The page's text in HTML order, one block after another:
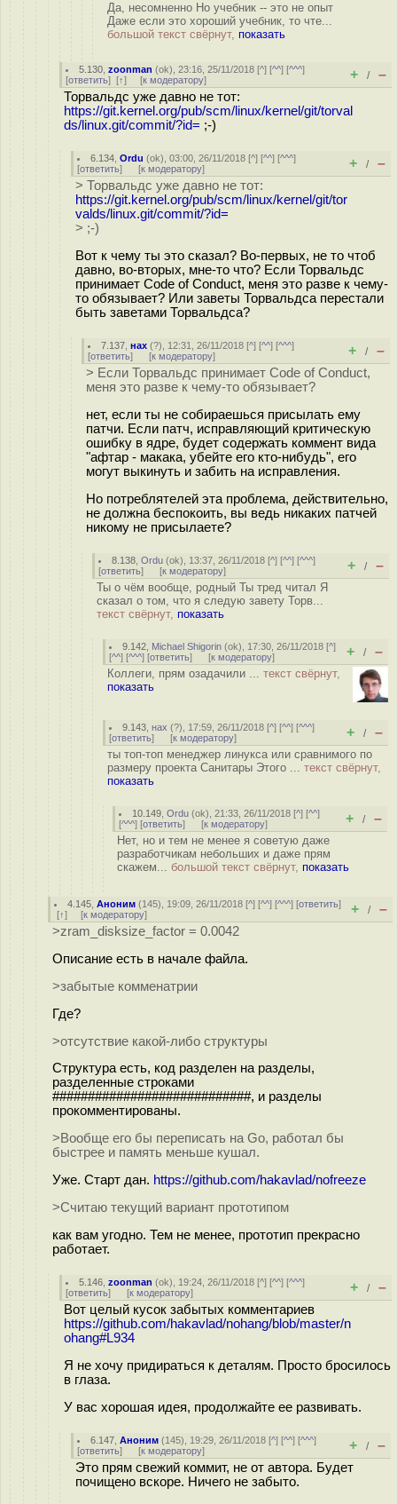
Да, несомненно Но учебник -- это не опыт
Даже если это хороший учебник, то чте...
большой текст свёрнут, показать
5.130 ,zoonman (ok), 23:16, 25/11/2018 [^] [^^] [^^^]
[ответить] [↑] [к модератору] + / –
Торвальдс уже давно не тот:
https://git.kernel.org/pub/scm/linux/kernel/git/torval
ds/linux.git/commit/?id= ;-)
6.134 ,Ordu (ok), 03:00, 26/11/2018 [^] [^^] [^^^]
[ответить] [к модератору] + / –
> Торвальдс уже давно не тот:
https://git.kernel.org/pub/scm/linux/kernel/git/tor
valds/linux.git/commit/?id=
> ;-)
Вот к чему ты это сказал? Во-первых, не то чтоб
давно, во-вторых, мне-то что? Если Торвальдс
принимает Code of Conduct, меня это разве к чему-
то обязывает? Или заветы Торвальдса перестали
быть заветами Торвальдса?
7.137 ,нах (?), 12:31, 26/11/2018 [^] [^^] [^^^]
[ответить] [к модератору] + / –
> Если Торвальдс принимает Code of Conduct,
меня это разве к чему-то обязывает?
нет, если ты не собираешься присылать ему
патчи. Если патч, исправляющий критическую
ошибку в ядре, будет содержать коммент вида
"афтар - макака, убейте его кто-нибудь", его
могут выкинуть и забить на исправления.
Но потреблятелей эта проблема, действительно,
не должна беспокоить, вы ведь никаких патчей
никому не присылаете?
8.138 ,Ordu (ok), 13:37, 26/11/2018 [^] [^^] [^^^]
[ответить] [к модератору] + / –
Ты о чём вообще, родный Ты тред читал Я
сказал о том, что я следую завету Торв...
текст свёрнут, показать
9.142 Michael Shigorin (ok), 17:30, 26/11/2018 [^]
[^^] [^^^] [ответить] [к модератору] + / –
Коллеги, прям озадачили ... текст свёрнут,
показать
9.143 ,нах (?), 17:59, 26/11/2018 [^] [^^] [^^^]
[ответить] [к модератору] + / –
ты топ-топ менеджер линукса или сравнимого по
размеру проекта Санитары Этого ... текст свёрнут,
показать
10.149 ,Ordu (ok), 21:33, 26/11/2018 [^] [^^]
[^^^] [ответить] [к модератору] + / –
Нет, но и тем не менее я советую даже
разработчикам небольших и даже прям
скажем... большой текст свёрнут, показать
4.145 ,Аноним (145), 19:09, 26/11/2018 [^] [^^] [^^^] [ответить]
[↑] [к модератору] + / –
>zram_disksize_factor = 0.0042
Описание есть в начале файла.
>забытые комменатрии
Где?
>отсутствие какой-либо структуры
Структура есть, код разделен на разделы,
разделенные строками
############################, и разделы
прокомментированы.
>Вообще его бы переписать на Go, работал бы
быстрее и память меньше кушал.
Уже. Старт дан. https://github.com/hakavlad/nofreeze
>Считаю текущий вариант прототипом
как вам угодно. Тем не менее, прототип прекрасно
работает.
5.146 ,zoonman (ok), 19:24, 26/11/2018 [^] [^^] [^^^]
[ответить] [к модератору] + / –
Вот целый кусок забытых комментариев
https://github.com/hakavlad/nohang/blob/master/n
ohang#L934
Я не хочу придираться к деталям. Просто бросилось
в глаза.
У вас хорошая идея, продолжайте ее развивать.
6.147 ,Аноним (145), 19:29, 26/11/2018 [^] [^^] [^^^]
[ответить] [к модератору] + / –
Это прям свежий коммит, не от автора. Будет
почищено вскоре. Ничего не забыто.